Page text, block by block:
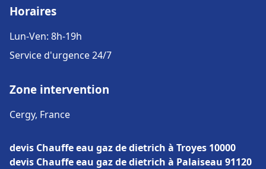
Horaires
Lun-Ven: 8h-19h
Service d'urgence 24/7
Zone intervention
Cergy, France
devis Chauffe eau gaz de dietrich à Troyes 10000
devis Chauffe eau gaz de dietrich à Palaiseau 91120